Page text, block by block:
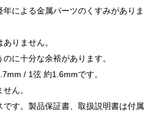
による金属パーツのくすみがありま
りません。
に十分な余裕があります。
/ 1弦 約1.6mmです。
ん。
す。製品保証書、取扱説明書は付属